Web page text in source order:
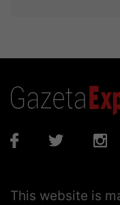
This website is